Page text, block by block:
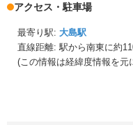
アクセス・駐車場
最寄り駅: 大島駅
直線距離: 駅から南東に約
(この情報は経緯度情報を元